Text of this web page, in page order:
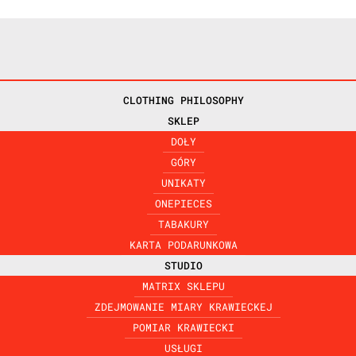
CLOTHING PHILOSOPHY
SKLEP
DOŁY
GÓRY
UNIKATY
ONEPIECES
TABAKURY
KARTA PODARUNKOWA
STUDIO
MATRIX SKLEPU
ZDEJMOWANIE MIARY KRAWIECKEJ
POMIAR KRAWIECKI
USŁUGI
skrzypem polnym i cebulą oraz wypełniona
może być kojarzona z formą stójki, kołnierza. Tę